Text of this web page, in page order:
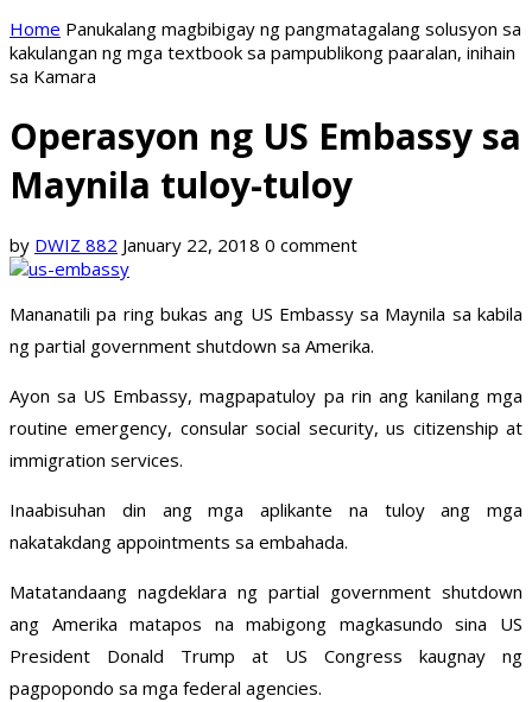
Home Panukalang magbibigay ng pangmatagalang solusyon sa
kakulangan ng mga textbook sa pampublikong paaralan, inihain
sa Kamara
Operasyon ng US Embassy sa
Maynila tuloy-tuloy
by DWIZ 882 January 22, 2018 0 comment
Mananatili pa ring bukas ang US Embassy sa Maynila sa kabila
ng partial government shutdown sa Amerika.
Ayon sa US Embassy, magpapatuloy pa rin ang kanilang mga
routine emergency, consular social security, us citizenship at
immigration services.
Inaabisuhan din ang mga aplikante na tuloy ang mga
nakatakdang appointments sa embahada.
Matatandaang nagdeklara ng partial government shutdown
ang Amerika matapos na mabigong magkasundo sina US
President Donald Trump at US Congress kaugnay ng
pagpopondo sa mga federal agencies.